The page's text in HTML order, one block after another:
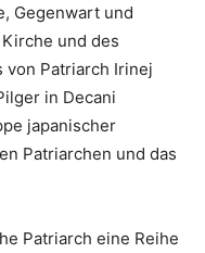
Gegenwart und
und des
von Patriarch Irinej
in Decani
japanischer
Patriarchen und das
Patriarch eine Reihe